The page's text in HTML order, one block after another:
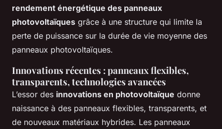
rendement énergétique des panneaux
photovoltaïques grâce à une structure qui limite la
perte de puissance sur la durée de vie moyenne des
panneaux photovoltaïques.
Innovations récentes : panneaux flexibles,
transparents, technologies avancées
L’essor des innovations en photovoltaïque donne
naissance à des panneaux flexibles, transparents, et
de nouveaux matériaux hybrides. Les panneaux